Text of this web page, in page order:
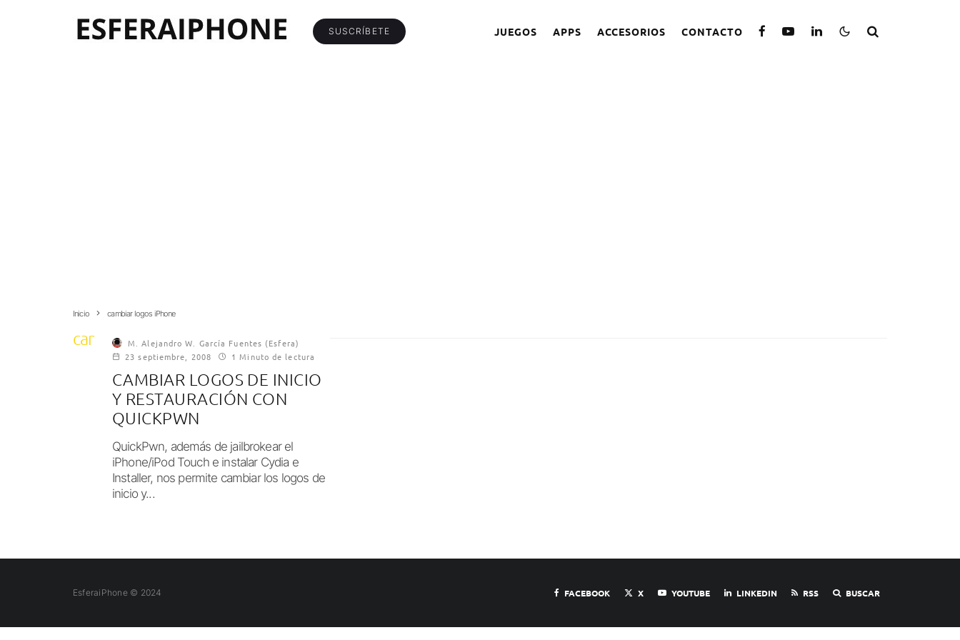
SUSCRÍBETE JUEGOS APPS ACCESORIOS CONTACTO
Inicio cambiar logos iPhone
cambiar logos iPhone
M. Alejandro W. García Fuentes (Esfera)
23 septiembre, 2008
1 Minuto de lectura
CAMBIAR LOGOS DE INICIO
Y RESTAURACIÓN CON
QUICKPWN
QuickPwn, además de jailbrokear el
iPhone/iPod Touch e instalar Cydia e
Installer, nos permite cambiar los logos de
inicio y...
EsferaiPhone © 2024 FACEBOOK X YOUTUBE LINKEDIN RSS BUSCAR